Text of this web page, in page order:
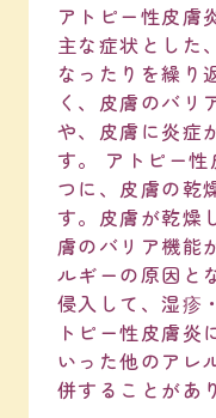
アトピー性皮膚
主な症状とした
なったりを繰り
く、皮膚のバリ
や、皮膚に炎症
す。 アトピー
つに、皮膚の乾
す。皮膚が乾燥
膚のバリア機能
ルギーの原因と
侵入して、湿疹
トピー性皮膚炎
いった他のアレ
併することがあ